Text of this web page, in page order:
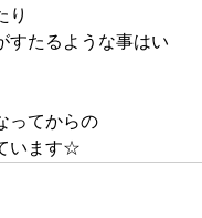
り
すたるような事はい
ってからの
います☆